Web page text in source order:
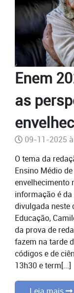
Enem
as
09-11-2025
O tema da
Ensino Médio
envelhecimento
informação é
divulgada neste
Educação,
da prova de
fazem na tarde
códigos e de
13h30 e term[...]